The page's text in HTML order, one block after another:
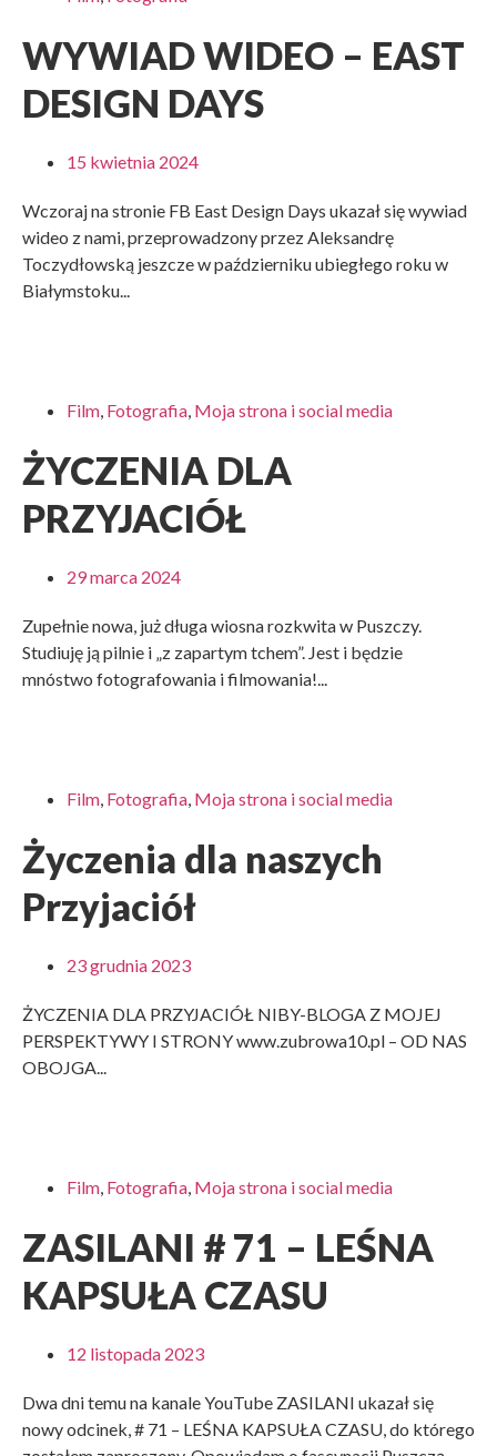
WYWIAD WIDEO – EAST
DESIGN DAYS
15 kwietnia 2024
Wczoraj na stronie FB East Design Days ukazał się wywiad
wideo z nami, przeprowadzony przez Aleksandrę
Toczydłowską jeszcze w październiku ubiegłego roku w
Białymstoku...
Film, Fotografia, Moja strona i social media
ŻYCZENIA DLA
PRZYJACIÓŁ
29 marca 2024
Zupełnie nowa, już długa wiosna rozkwita w Puszczy.
Studiuję ją pilnie i „z zapartym tchem”. Jest i będzie
mnóstwo fotografowania i filmowania!...
Film, Fotografia, Moja strona i social media
Życzenia dla naszych
Przyjaciół
23 grudnia 2023
ŻYCZENIA DLA PRZYJACIÓŁ NIBY-BLOGA Z MOJEJ
PERSPEKTYWY I STRONY www.zubrowa10.pl – OD NAS
OBOJGA...
Film, Fotografia, Moja strona i social media
ZASILANI # 71 – LEŚNA
KAPSUŁA CZASU
12 listopada 2023
Dwa dni temu na kanale YouTube ZASILANI ukazał się
nowy odcinek, # 71 – LEŚNA KAPSUŁA CZASU, do którego